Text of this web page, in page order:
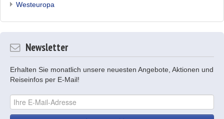
Westeuropa
Newsletter
Erhalten Sie monatlich unsere neuesten Angebote, Aktionen und
Reiseinfos per E-Mail!